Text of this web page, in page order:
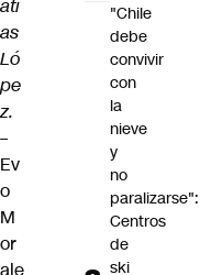
atí
as
Ló
pe
z.
–
Ev
o
M
or
ale
"Chile
debe
convivir
con
la
nieve
y
no
paralizarse":
Centros
de
ski